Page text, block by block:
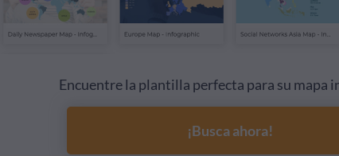
Encuentre la plantilla perfecta para su mapa
¡Busca ahora!